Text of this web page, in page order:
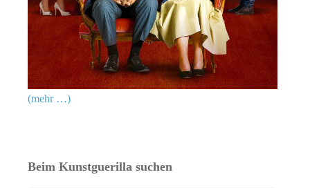
(mehr …)
Beim Kunstguerilla suchen